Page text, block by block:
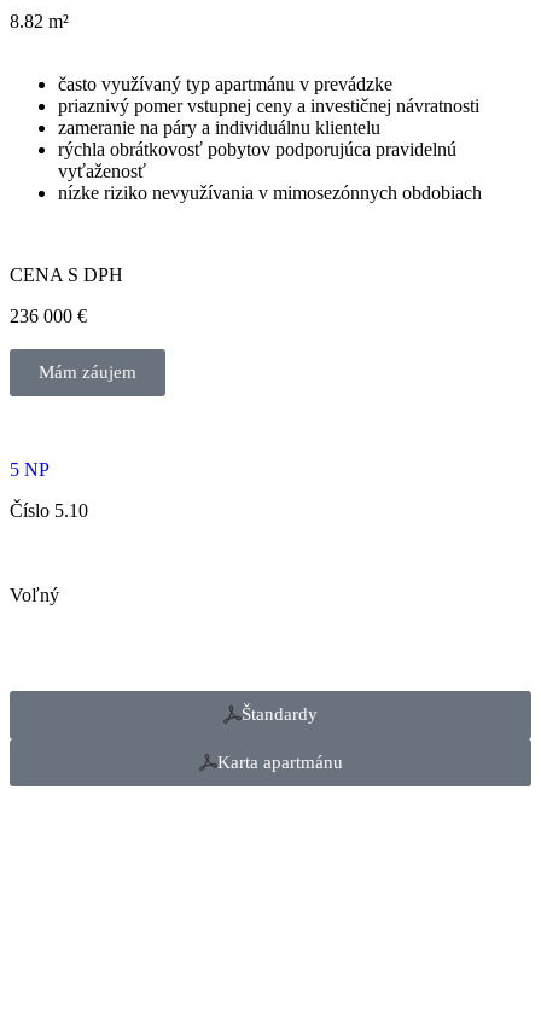
8.82 m²
často využívaný typ apartmánu v prevádzke
priaznivý pomer vstupnej ceny a investičnej návratnosti
zameranie na páry a individuálnu klientelu
rýchla obrátkovosť pobytov podporujúca pravidelnú
vyťaženosť
nízke riziko nevyužívania v mimosezónnych obdobiach
CENA S DPH
236 000 €
Mám záujem
5 NP
Číslo 5.10
Voľný
Štandardy
Karta apartmánu